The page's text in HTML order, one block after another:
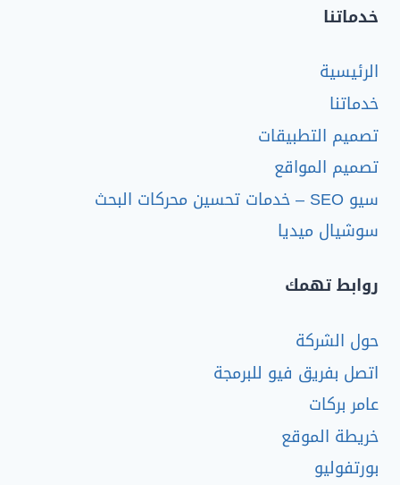
خدماتنا
الرئيسية
خدماتنا
تصميم التطبيقات
تصميم المواقع
سيو SEO – خدمات تحسين محركات البحث
سوشيال ميديا
روابط تهمك
حول الشركة
اتصل بفريق فيو للبرمجة
عامر بركات
خريطة الموقع
بورتفوليو